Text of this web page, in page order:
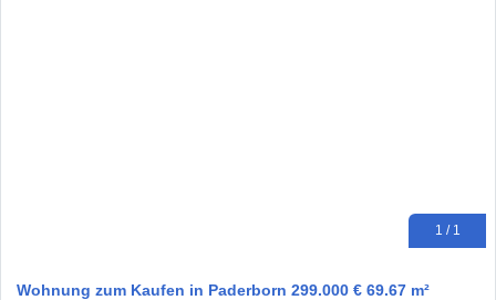
1 / 1
Wohnung zum Kaufen in Paderborn 299.000 € 69.67 m²